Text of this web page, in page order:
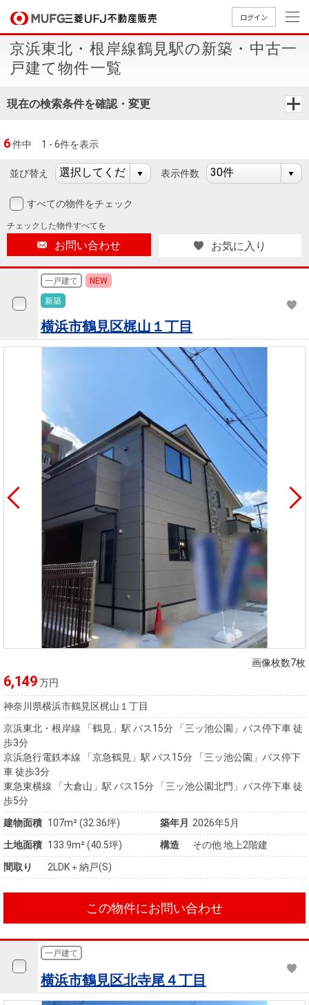
ログイン
買いたいTOP
中古
マン
ショ
ンを
築・
中古
す
を
探
事業
用物
件を
探す
購入向け
サービス
住宅ロー
ンシミュ
レーショ
住まい1プ
ラス（お
役立ちコ
ラム）
住まいと
暮らしの
（電子ブ
ック）
購入ガイ
ド
売りたいTOP
無
料
査
定
却
相
売却
売却向け
サービス
周辺相場
検索
住まい1プ
ラス（お
役立ちコ
ラム）
暮らしの
税金の本
（電子ブ
ック）
売却ガイ
店舗案内TOP
店舗のご
案内（首
都圏）
古屋）
案内（関
西）
会社情報TOP
ごあいさ
つ
Way
経営ビジ
ョン
沿革
本社地
図
リリース
ック版）
採用情報TOP
新卒採用
情報
買いたい
売りたい
店舗案内
会社情報
採用情報
法人のお客さま
提携企業にお勤めの方
会員ページ
京浜東北・根岸線鶴見駅の新築・中古一
戸建て物件一覧
現在の検索条件を確認・変更
6件中 1 - 6件を表示
並び替え 表示件数
すべての物件をチェック
チェックした物件すべてを
お問い合わせ お気に入り
一戸建て NEW
新築
横浜市鶴見区梶山１丁目
画像枚数7枚
6,149万円
神奈川県横浜市鶴見区梶山１丁目
京浜東北・根岸線 「鶴見」駅 バス15分 「三ッ池公園」バス停下車 徒
歩3分
京浜急行電鉄本線 「京急鶴見」駅 バス15分 「三ッ池公園」バス停下
車 徒歩3分
東急東横線 「大倉山」駅 バス15分 「三ッ池公園北門」バス停下車 徒
歩5分
建物面積 107m² (32.36坪) 築年月 2026年5月
土地面積 133.9m² (40.5坪) 構造
その他 地上2階建
間取り
2LDK＋納戸(S)
この物件にお問い合わせ
一戸建て
横浜市鶴見区北寺尾４丁目